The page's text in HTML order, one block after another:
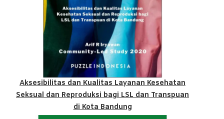
Aksesibilitas dan Kualitas Layanan Kesehatan
Seksual dan Reproduksi bagi LSL dan Transpuan
di Kota Bandung